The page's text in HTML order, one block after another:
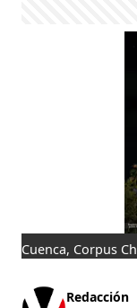
Cuenca, Corpus
Redacción